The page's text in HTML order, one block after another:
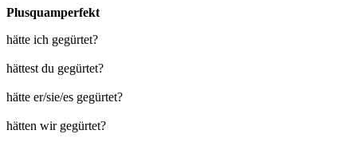
Plusquamperfekt
hätte ich gegürtet?
hättest du gegürtet?
hätte er/sie/es gegürtet?
hätten wir gegürtet?